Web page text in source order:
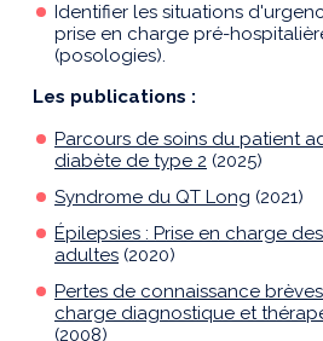
Identifier les situations
prise en charge pré-
(posologies).
Les publications :
Parcours de soins du patient
diabète de type 2 (2025)
Syndrome du QT Long (2021)
Épilepsies : Prise en charge
adultes (2020)
Pertes de connaissance
charge diagnostique et
(2008)